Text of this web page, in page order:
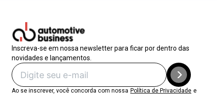
Inscreva-se em nossa newsletter para ficar por dentro das
novidades e lançamentos.
Ao se inscrever, você concorda com nossa Política de Privacidade e